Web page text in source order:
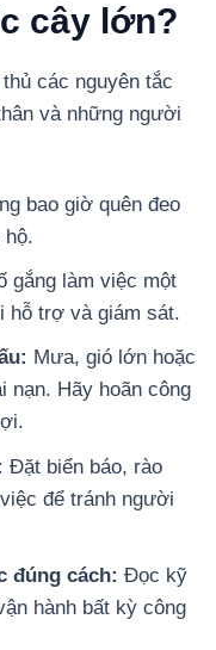
cây lớn?
các nguyên tắc
và những người
bao giờ quên đeo
hộ.
gắng làm việc một
hỗ trợ và giám sát.
Mưa, gió lớn hoặc
nạn. Hãy hoãn công
Đặt biển báo, rào
để tránh người
đúng cách: Đọc kỹ
hành bất kỳ công